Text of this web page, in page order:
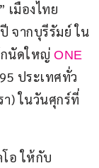
มืองไทย
จากบุรีรัมย์ ใน
กนัดใหญ่ ONE
ประเทศทั่ว
) ในวันศุกร์ที่
อ ให้กับ